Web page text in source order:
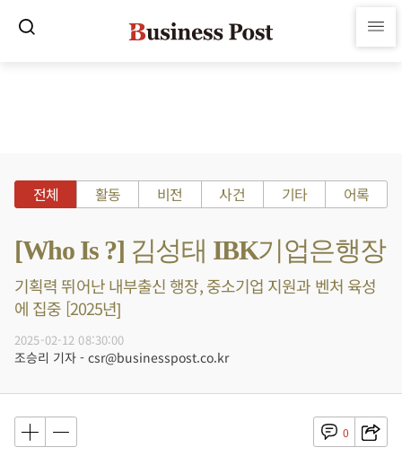
전체 활동 비전 사건 기타 어록
[Who Is ?] 김성태 IBK기업은행장
기획력 뛰어난 내부출신 행장, 중소기업 지원과 벤처 육성
에 집중 [2025년]
2025-02-12 08:30:00
조승리 기자 - csr@businesspost.co.kr
0